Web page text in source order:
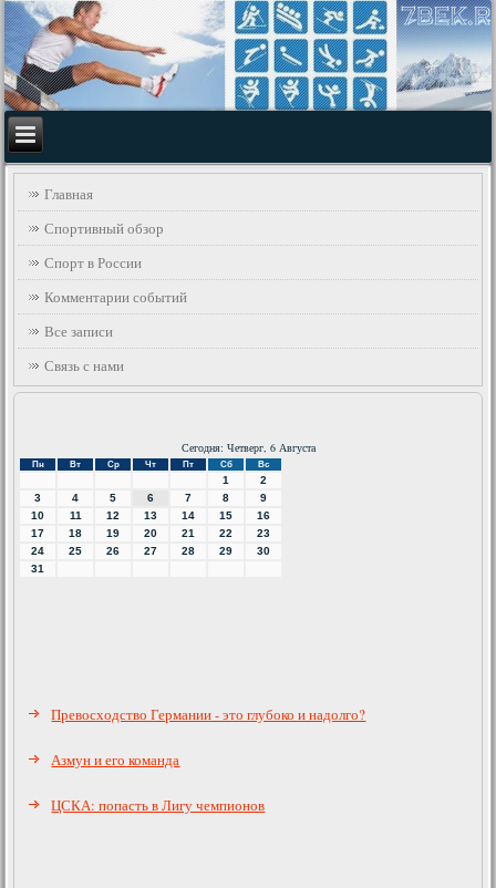
Главная
Спортивный обзор
Спорт в России
Комментарии событий
Все записи
Связь с нами
Сегодня: Четверг, 6 Августа
Пн Вт Ср Чт Пт Сб Вс
1
2
3
4 5 6 7 8
9
10
11 12 13 14 15
16
17
18 19 20 21 22
23
24
25 26 27 28 29
30
31
Превосходство Германии - это глубоко и надолго?
Азмун и его команда
ЦСКА: попасть в Лигу чемпионов